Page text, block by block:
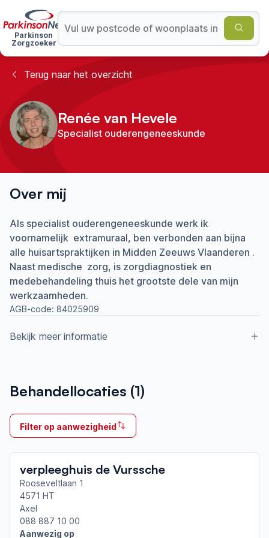
Parkinson
Zorgzoeker
Terug naar het overzicht
Renée van Hevele
Specialist ouderengeneeskunde
Over mij
Als specialist ouderengeneeskunde werk ik
voornamelijk extramuraal, ben verbonden aan bijna
alle huisartspraktijken in Midden Zeeuws Vlaanderen .
Naast medische zorg, is zorgdiagnostiek en
medebehandeling thuis het grootste dele van mijn
werkzaamheden.
AGB-code: 84025909
Bekijk meer informatie
2012
Ik behandel
Op locatie & Thuis
netwerk
Zeeuws-Vlaanderen
Afgeronde ParkinsonNet-scholingen
ParkinsonNet congres 2019
Behandellocaties (1)
Filter op aanwezigheid
verpleeghuis de Vurssche
Rooseveltlaan 1
4571 HT
Axel
088 887 10 00
Aanwezig op